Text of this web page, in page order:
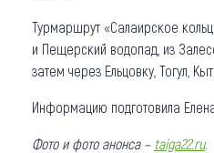
Турмаршрут «Салаирское
и Пещерский водопад, из
затем через Ельцовку, Тогул,
Информацию подготовила
Фото и фото анонса – taiga22.ru.